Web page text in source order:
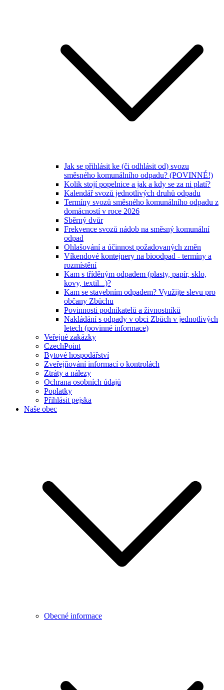
Jak se přihlásit ke (či odhlásit od) svozu
směsného komunálního odpadu? (POVINNÉ!)
Kolik stojí popelnice a jak a kdy se za ni platí?
Kalendář svozů jednotlivých druhů odpadu
Termíny svozů směsného komunálního odpadu z
domácností v roce 2026
Sběrný dvůr
Frekvence svozů nádob na směsný komunální
odpad
Ohlašování a účinnost požadovaných změn
Víkendové kontejnery na bioodpad - termíny a
rozmístění
Kam s tříděným odpadem (plasty, papír, sklo,
kovy, textil...)?
Kam se stavebním odpadem? Využijte slevu pro
občany Zbůchu
Povinnosti podnikatelů a živnostníků
Nakládání s odpady v obci Zbůch v jednotlivých
letech (povinné informace)
Veřejné zakázky
CzechPoint
Bytové hospodářství
Zveřejňování informací o kontrolách
Ztráty a nálezy
Ochrana osobních údajů
Poplatky
Přihlásit pejska
Naše obec
Obecné informace